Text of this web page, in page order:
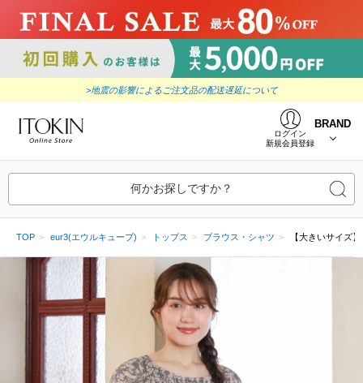
>地震の影響によるご注文品の配送遅延について
ログイン
新規会員登録
BRAND
何かお探しですか？
TOP eur3(エウルキューブ) トップス ブラウス・シャツ 【大きいサイズ